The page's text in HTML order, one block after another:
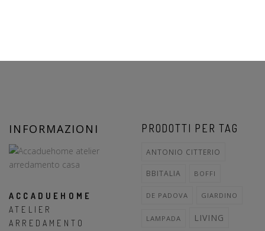
INFORMAZIONI
ACCADUEHOME
ATELIER
ARREDAMENTO
PRODOTTI PER TAG
ANTONIO CITTERIO
BBITALIA BOFFI
DE PADOVA GIARDINO
LAMPADA LIVING